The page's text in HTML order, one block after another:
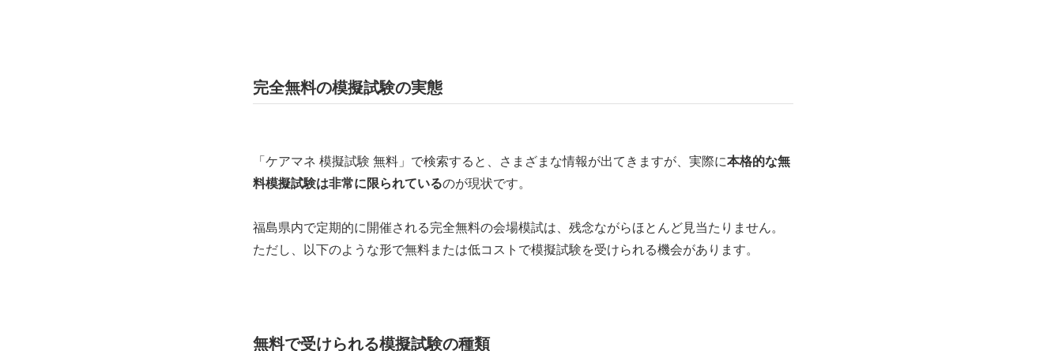
完全無料の模擬試験の実態
「ケアマネ 模擬試験 無料」で検索すると、さまざまな情報が出てきますが、実際に本格的な無
料模擬試験は非常に限られているのが現状です。
福島県内で定期的に開催される完全無料の会場模試は、残念ながらほとんど見当たりません。
ただし、以下のような形で無料または低コストで模擬試験を受けられる機会があります。
無料で受けられる模擬試験の種類